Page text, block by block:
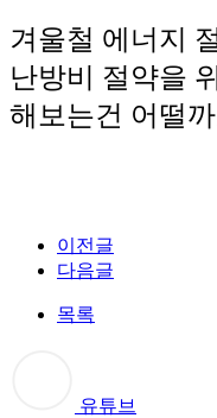
겨울철 에너지
난방비 절약을
해보는건 어떨
이전글
다음글
목록
유튜브